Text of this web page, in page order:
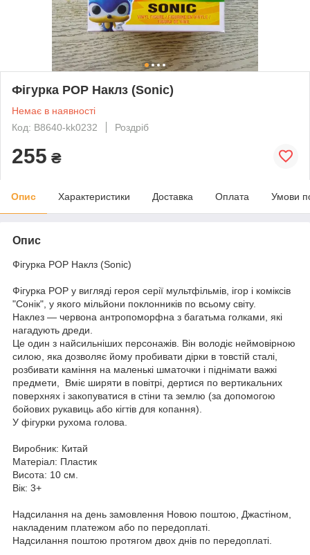
Фігурка POP Наклз (Sonic)
Немає в наявності
Код: B8640-kk0232
Роздріб
255 ₴
Опис Характеристики Доставка Оплата Умови
Опис
Фігурка POP Наклз (Sonic)
Фігурка POP у вигляді героя серії мультфільмів, ігор і коміксів
"Сонік", у якого мільйони поклонників по всьому світу.
Наклез — червона антропоморфна з багатьма голками, які
нагадують дреди.
Це один з найсильніших персонажів. Він володіє неймовірною
силою, яка дозволяє йому пробивати дірки в товстій сталі,
розбивати каміння на маленькі шматочки і піднімати важкі
предмети, Вміє ширяти в повітрі, дертися по вертикальних
поверхнях і закопуватися в стіни та землю (за допомогою
бойових рукавиць або кігтів для копання).
У фігурки рухома голова.
Виробник: Китай
Матеріал: Пластик
Висота: 10 см.
Вік: 3+
Надсилання на день замовлення Новою поштою, Джастіном,
накладеним платежом або по передоплаті.
Надсилання поштою протягом двох днів по передоплаті.